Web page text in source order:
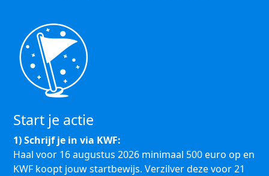
Start je actie
1) Schrijf je in via KWF:
Haal voor 16 augustus 2026 minimaal 500 euro op en
KWF koopt jouw startbewijs. Verzilver deze voor 21